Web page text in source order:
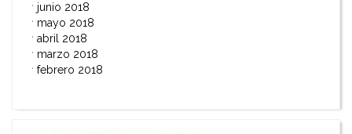
junio 2018
mayo 2018
abril 2018
marzo 2018
febrero 2018